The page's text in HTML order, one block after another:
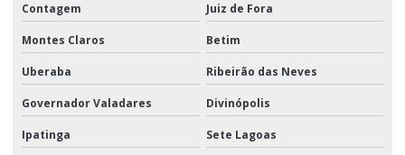
Contagem Juiz de Fora
Montes Claros Betim
Uberaba Ribeirão das Neves
Governador Valadares Divinópolis
Ipatinga Sete Lagoas